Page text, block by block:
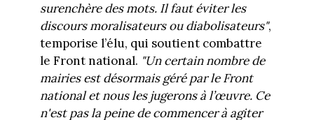
surenchère des mots. Il faut éviter les
discours moralisateurs ou diabolisateurs",
temporise l’élu, qui soutient combattre
le Front national. "Un certain nombre de
mairies est désormais géré par le Front
national et nous les jugerons à l’œuvre. Ce
n'est pas la peine de commencer à agiter